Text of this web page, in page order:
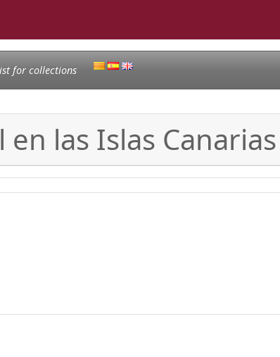
for collections
las Islas Canarias